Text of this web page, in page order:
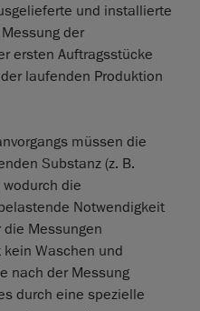
und installierte
der
ersten Auftragsstücke
laufenden Produktion
müssen die
Substanz (z. B.
die
Notwendigkeit
Messungen
Waschen und
nach der Messung
durch eine spezielle